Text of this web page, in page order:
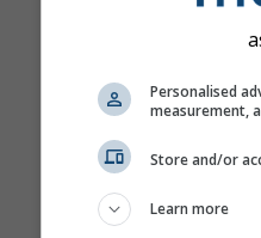
Personalised
measurement,
Store and/or
Learn more